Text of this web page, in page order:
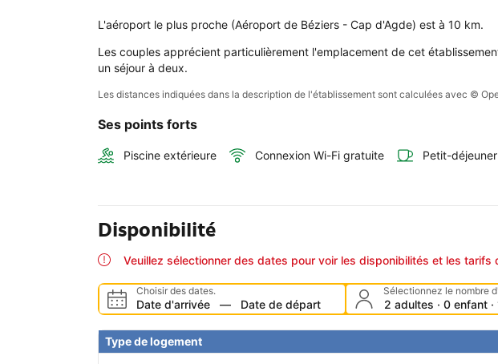
L'aéroport le plus proche (Aéroport de Béziers - Cap d'Agde) est à 10 km.
Les couples apprécient particulièrement l'emplacement de cet
un séjour à deux.
Les distances indiquées dans la description de l'établissement sont calculées avec ©
Ses points forts
Piscine extérieure Connexion Wi-Fi gratuite Petit-déjeuner
Disponibilité
Veuillez sélectionner des dates pour voir les disponibilités et les tarifs
Choisir des dates.
Date d'arrivée — Date de départ
Sélectionnez le nombre
2 adultes · 0 enfant
Type de logement